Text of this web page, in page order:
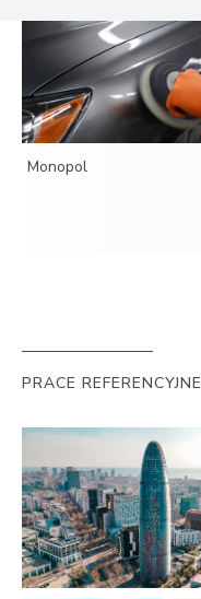
Monopol
PRACE REFERENCYJNE